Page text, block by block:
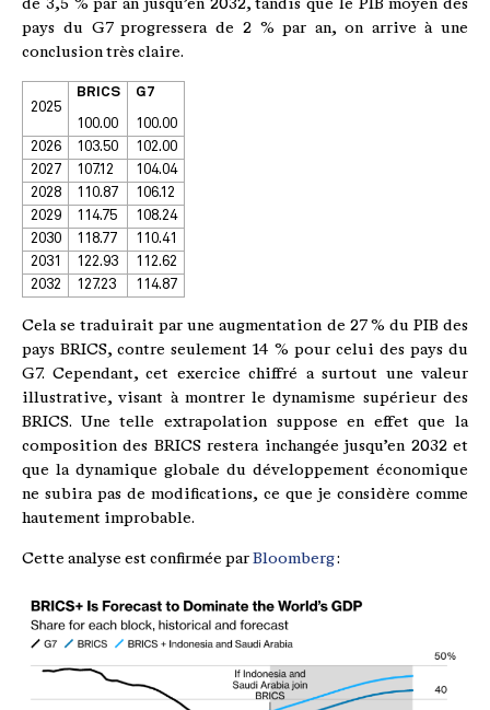
de 3,5 % par an jusqu’en 2032, tandis que le PIB moyen des
pays du G7 progressera de 2 % par an, on arrive à une
conclusion très claire.
2025
BRICS
100.00
G7
100.00
2026
103.50
102.00
2027
107.12
104.04
2028
110.87
106.12
2029
114.75
108.24
2030
118.77
110.41
2031
122.93
112.62
2032
127.23 114.87
Cela se traduirait par une augmentation de 27 % du PIB des
pays BRICS, contre seulement 14 % pour celui des pays du
G7. Cependant, cet exercice chiffré a surtout une valeur
illustrative, visant à montrer le dynamisme supérieur des
BRICS. Une telle extrapolation suppose en effet que la
composition des BRICS restera inchangée jusqu’en 2032 et
que la dynamique globale du développement économique
ne subira pas de modifications, ce que je considère comme
hautement improbable.
Cette analyse est confirmée par Bloomberg: